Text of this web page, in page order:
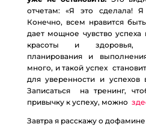
отчетам: «Я это сделала!
Конечно, всем нравится
дает мощное чувство
красоты и здоровья,
планирования и
много, и такой успех
для уверенности и успехов
Записаться на тренинг,
привычку к успеху, можно
Завтра я расскажу о